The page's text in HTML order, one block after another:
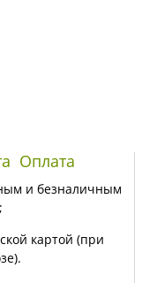
Оплата
и безналичным
картой (при